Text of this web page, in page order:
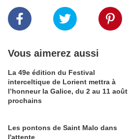
Vous aimerez aussi
La 49e édition du Festival
interceltique de Lorient mettra à
l’honneur la Galice, du 2 au 11 août
prochains
Les pontons de Saint Malo dans
l'attente